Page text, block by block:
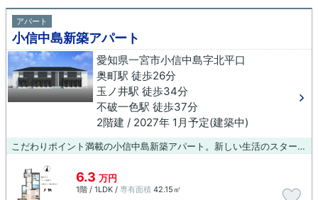
アパート
小信中島新築アパート
愛知県一宮市小信中島字北平口
奥町駅 徒歩26分
玉ノ井駅 徒歩34分
不破一色駅 徒歩37分
2階建 / 2027年 1月予定(建築中)
こだわりポイント満載の小信中島新築アパート。新しい生活のスタートにおすすめなのが、こちらのアパートです。便利で居心地のいい暮らしをしたいとお考えなら、当社のオススメ物件はいかがですか？賃貸情報を豊富に取り扱っているので、満足できる物件が見つかることでしょう。
6.3 万円
1階 / 1LDK / 専有面積 42.15㎡